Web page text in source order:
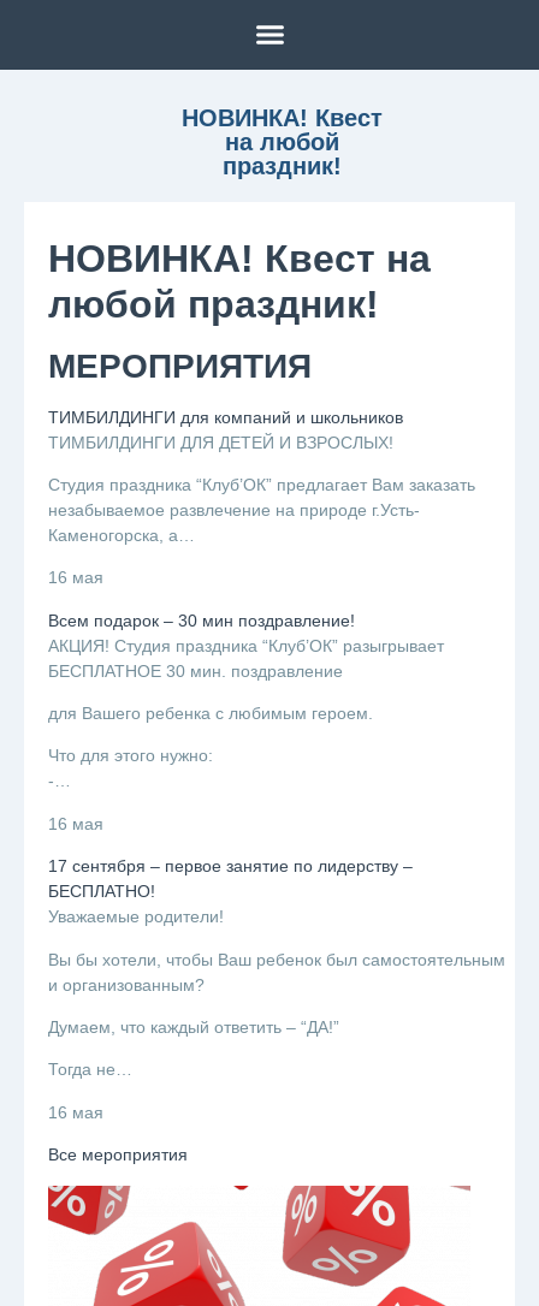
НОВИНКА! Квест
на любой
праздник!
НОВИНКА! Квест на
любой праздник!
МЕРОПРИЯТИЯ
ТИМБИЛДИНГИ для компаний и школьников
ТИМБИЛДИНГИ ДЛЯ ДЕТЕЙ И ВЗРОСЛЫХ!
Студия праздника “Клуб’ОК” предлагает Вам заказать
незабываемое развлечение на природе г.Усть-
Каменогорска, а…
16 мая
Всем подарок – 30 мин поздравление!
АКЦИЯ! Студия праздника “Клуб’ОК” разыгрывает
БЕСПЛАТНОЕ 30 мин. поздравление
для Вашего ребенка с любимым героем.
Что для этого нужно:
-…
16 мая
17 сентября – первое занятие по лидерству –
БЕСПЛАТНО!
Уважаемые родители!
Вы бы хотели, чтобы Ваш ребенок был самостоятельным
и организованным?
Думаем, что каждый ответить – “ДА!”
Тогда не…
16 мая
Все мероприятия